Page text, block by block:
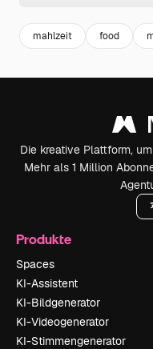
mahlzeit food
Die kreative Plattform,
Mehr als 1 Million
Produkte
Spaces
KI-Assistent
KI-Bildgenerator
KI-Videogenerator
KI-Stimmengenerator